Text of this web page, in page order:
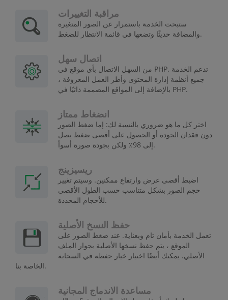
مراقبة التغييرات
ستبحث الخدمة باستمرار عن الصور المتغيرة
والمضافة حديثًا وتضعها في قائمة الانتظار للضغط.
اتصال سهل
من السهل الاتصال بأي موقع في PHP. تدعم الخدمة
جميع أنظمة إدارة المحتوى وأطر العمل المعروفة ،
بالإضافة إلى المواقع المصممة ذاتيًا في PHP.
انضغاط ممتاز
اختر كل ما هو ضروري بالنسبة لك: إما ضغط الصور
دون فقدان الجودة أو الحصول على أقصى ضغط يصل
إلى 98٪ ولكن بجودة صورة أسوأ.
ريسيزينج
اضبط أقصى عرض وارتفاع ممكنين. وسيتم تغيير
حجم الصور بشكل متناسب حسب الطول الأقصى
للأحجام المحددة.
حفظ النسخ الأصلية
تعمل الخدمة بأمان تام وبعناية. عند ضغط الصور على
الموقع ، يتم حفظ نسخها الأصلية بجوار الملف
الأصلي. يمكنك أيضًا اختيار خيار حفظه في السحابة
الخاصة بنا.
مساعدة الاندماج المجانية